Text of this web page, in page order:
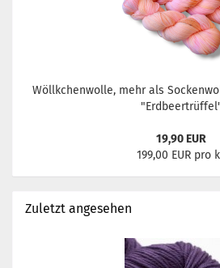
Wöllkchenwolle, mehr als
19,90 EUR
199,00 EUR pro
Zuletzt angesehen